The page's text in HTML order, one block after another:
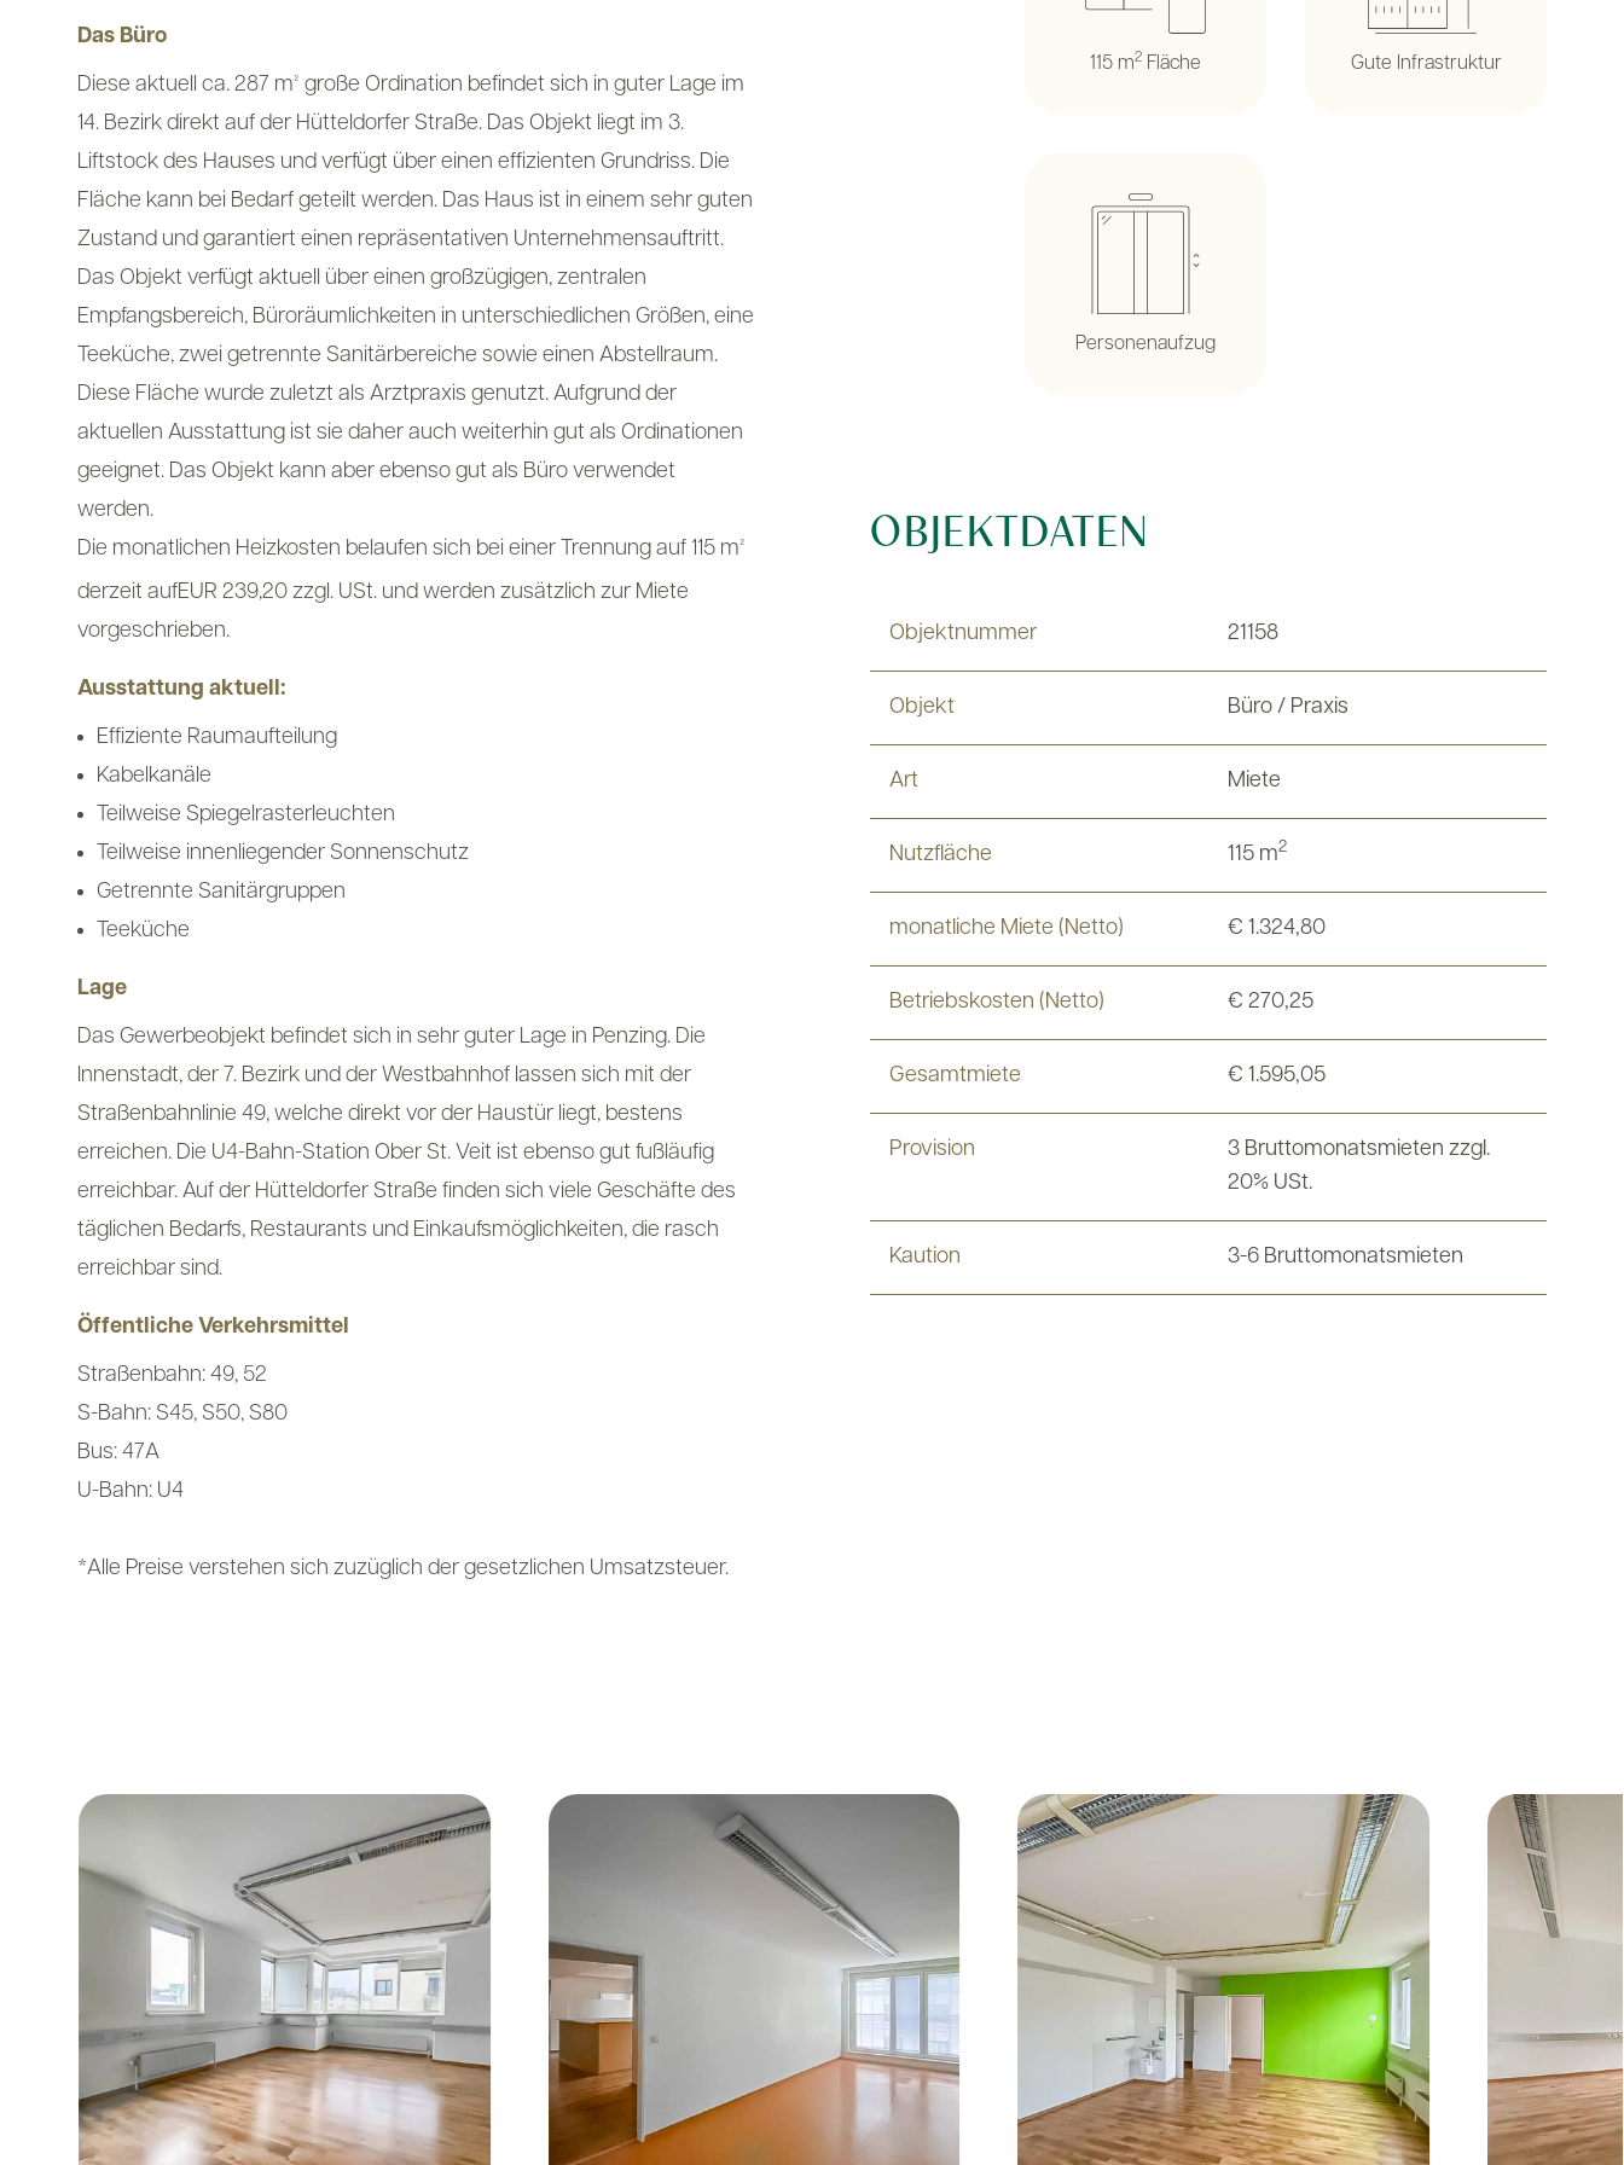
Das Büro
Diese aktuell ca. 287 m² große Ordination befindet sich in guter Lage im
14. Bezirk direkt auf der Hütteldorfer Straße. Das Objekt liegt im 3.
Liftstock des Hauses und verfügt über einen effizienten Grundriss. Die
Fläche kann bei Bedarf geteilt werden. Das Haus ist in einem sehr guten
Zustand und garantiert einen repräsentativen Unternehmensauftritt.
Das Objekt verfügt aktuell über einen großzügigen, zentralen
Empfangsbereich, Büroräumlichkeiten in unterschiedlichen Größen, eine
Teeküche, zwei getrennte Sanitärbereiche sowie einen Abstellraum.
Diese Fläche wurde zuletzt als Arztpraxis genutzt. Aufgrund der
aktuellen Ausstattung ist sie daher auch weiterhin gut als Ordinationen
geeignet. Das Objekt kann aber ebenso gut als Büro verwendet
werden.
Die monatlichen Heizkosten belaufen sich bei einer Trennung auf 115 m²
derzeit aufEUR 239,20 zzgl. USt. und werden zusätzlich zur Miete
vorgeschrieben.
Ausstattung aktuell:
Effiziente Raumaufteilung
Kabelkanäle
Teilweise Spiegelrasterleuchten
Teilweise innenliegender Sonnenschutz
Getrennte Sanitärgruppen
Teeküche
Lage
Das Gewerbeobjekt befindet sich in sehr guter Lage in Penzing. Die
Innenstadt, der 7. Bezirk und der Westbahnhof lassen sich mit der
Straßenbahnlinie 49, welche direkt vor der Haustür liegt, bestens
erreichen. Die U4-Bahn-Station Ober St. Veit ist ebenso gut fußläufig
erreichbar. Auf der Hütteldorfer Straße finden sich viele Geschäfte des
täglichen Bedarfs, Restaurants und Einkaufsmöglichkeiten, die rasch
erreichbar sind.
Öffentliche Verkehrsmittel
Straßenbahn: 49, 52
S-Bahn: S45, S50, S80
Bus: 47A
U-Bahn: U4
*Alle Preise verstehen sich zuzüglich der gesetzlichen Umsatzsteuer.
115 m2 Fläche Gute Infrastruktur
Personenaufzug
OBJEKTDATEN
Objektnummer 21158
Objekt Büro / Praxis
Art Miete
Nutzfläche 115 m2
monatliche Miete (Netto) € 1.324,80
Betriebskosten (Netto) € 270,25
Gesamtmiete € 1.595,05
Provision
3 Bruttomonatsmieten zzgl.
20% USt.
Kaution 3-6 Bruttomonatsmieten